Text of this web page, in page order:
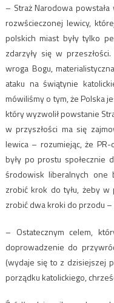
– Straż Narodowa
rozwścieczonej lewicy,
polskich miast były tylko
zdarzyły się w
wroga Bogu,
ataku na świątynie
mówiliśmy o tym, że Polska
który wyzwolił powstanie
w przyszłości ma się
lewica – rozumiejąc, że
były po prostu społecznie
środowisk liberalnych one
zrobić krok do tyłu, żeby w
zrobić dwa kroki do przodu –
– Ostatecznym celem,
doprowadzenie do
(wydaje się to z dzisiejszej
porządku katolickiego,